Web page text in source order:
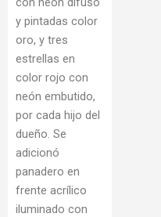
y pintadas color
oro, y tres
estrellas en
color rojo con
neón embutido,
por cada hijo del
dueño. Se
adicionó
panadero en
frente acrílico
iluminado con